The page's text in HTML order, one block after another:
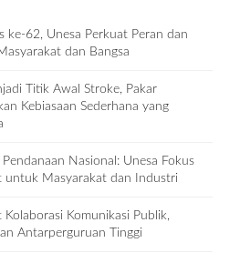
ke-62, Unesa Perkuat Peran dan
dan Bangsa
Titik Awal Stroke, Pakar
Kebiasaan Sederhana yang
Nasional: Unesa Fokus
untuk Masyarakat dan Industri
Kolaborasi Komunikasi Publik,
Antarperguruan Tinggi